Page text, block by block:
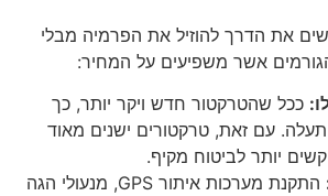
את הדרך להוזיל את הפרמיה מבלי
אשר משפיעים על המחיר:
ככל שהטרקטור חדש ויקר יותר, כך
עם זאת, טרקטורים ישנים מאוד
יותר לביטוח מקיף.
התקנת מערכות איתור GPS, מנעולי הגה